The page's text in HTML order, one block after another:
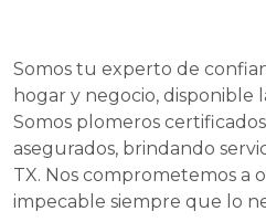
Somos tu experto de
hogar y negocio, disponible
Somos plomeros
asegurados, brindando
TX. Nos comprometemos a
impecable siempre que lo